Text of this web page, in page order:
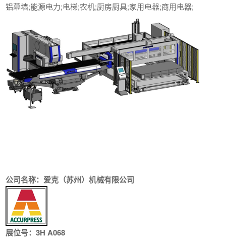
铝幕墙;能源电力;电梯;农机;厨房厨具;家用电器;商用电器;
公司名称：爱克（苏州）机械有限公司
展位号：3H A068